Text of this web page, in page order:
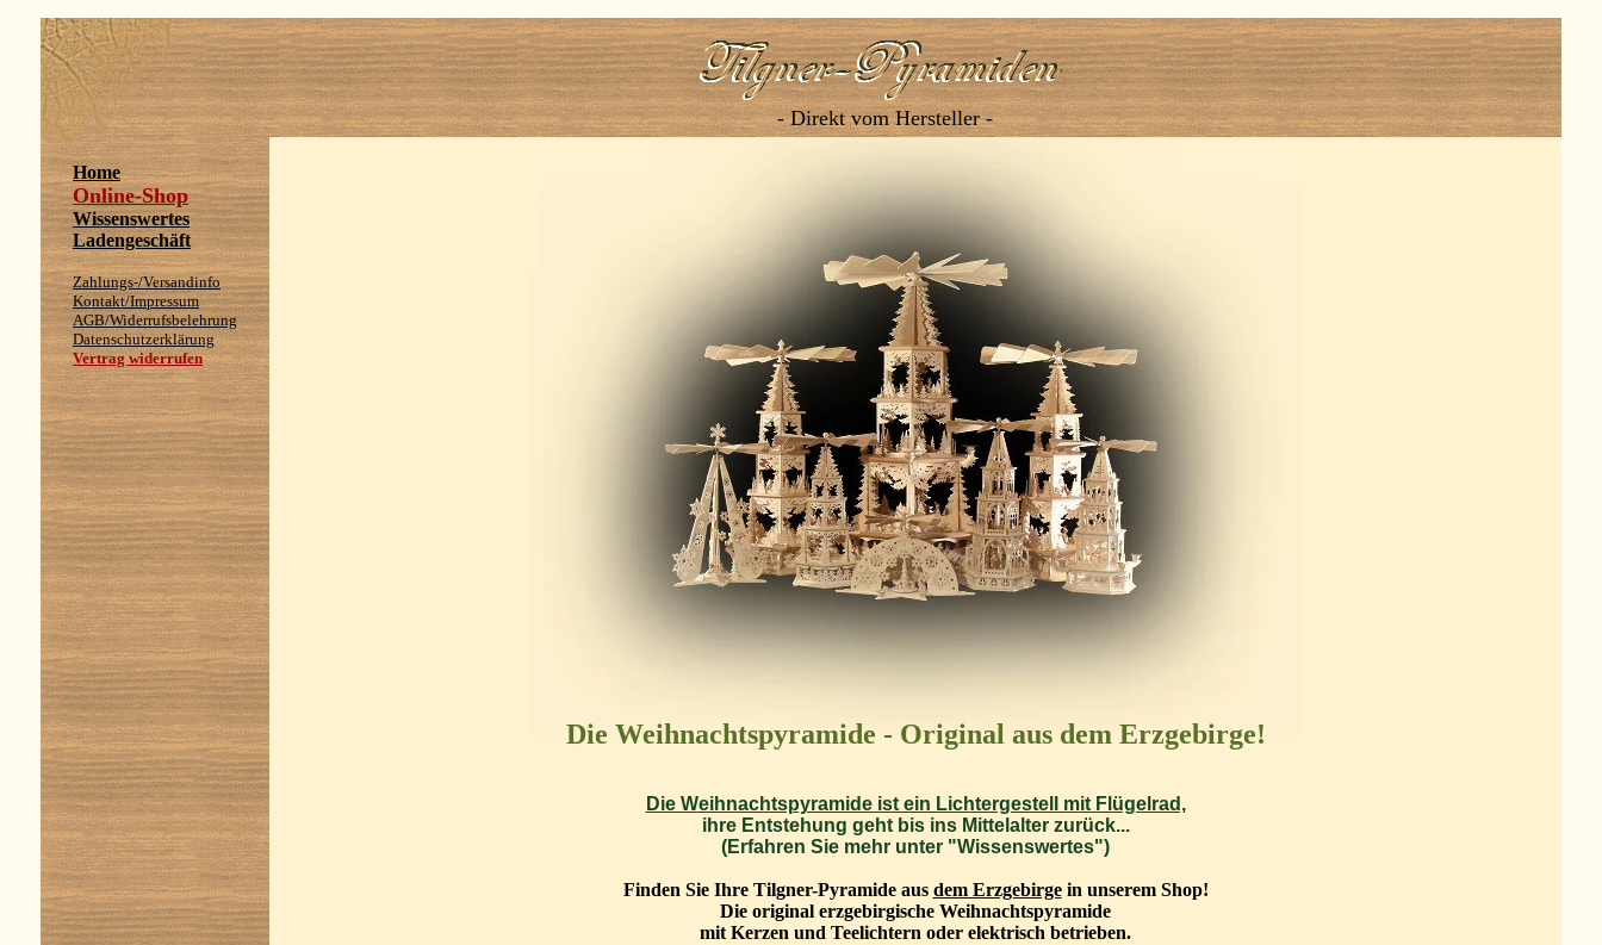
- Direkt vom Hersteller -
Home
Online-Shop
Wissenswertes
Ladengeschäft
Zahlungs-/Versandinfo
Kontakt/Impressum
AGB/Widerrufsbelehrung
Datenschutzerklärung
Vertrag widerrufen
Die Weihnachtspyramide - Original aus dem Erzgebirge!
Die Weihnachtspyramide ist ein Lichtergestell mit Flügelrad,
ihre Entstehung geht bis ins Mittelalter zurück...
(Erfahren Sie mehr unter "Wissenswertes")
Finden Sie Ihre Tilgner-Pyramide aus dem Erzgebirgein unserem Shop!
Die original erzgebirgische Weihnachtspyramide
mit Kerzen und Teelichtern oder elektrisch betrieben.